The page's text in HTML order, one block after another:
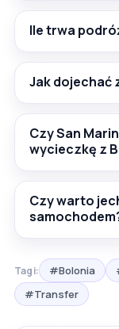
Ile trwa
Jak dojechać
Czy San
wycieczkę z
Czy warto
Tagi: #Bolonia
#Transfer